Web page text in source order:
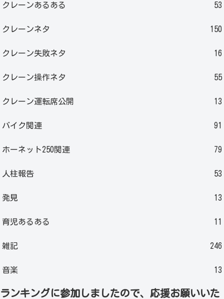
クレーンあるある 53
クレーンネタ 150
クレーン失敗ネタ 16
クレーン操作ネタ 55
クレーン運転席公開 13
バイク関連 91
ホーネット250関連 79
人柱報告 53
発見 13
育児あるある 11
雑記 246
音楽 13
ランキングに参加しましたので、応援お願いいた